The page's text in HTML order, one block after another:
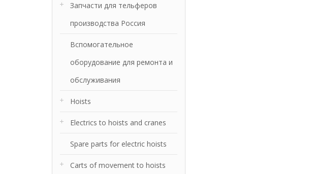
Запчасти для тельферов
производства Россия
Вспомогательное
оборудование для ремонта и
обслуживания
Hoists
Electrics to hoists and cranes
Spare parts for electric hoists
Carts of movement to hoists